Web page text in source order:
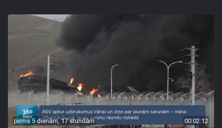
pirms 5 dienām, 17 stundām 00:02:12